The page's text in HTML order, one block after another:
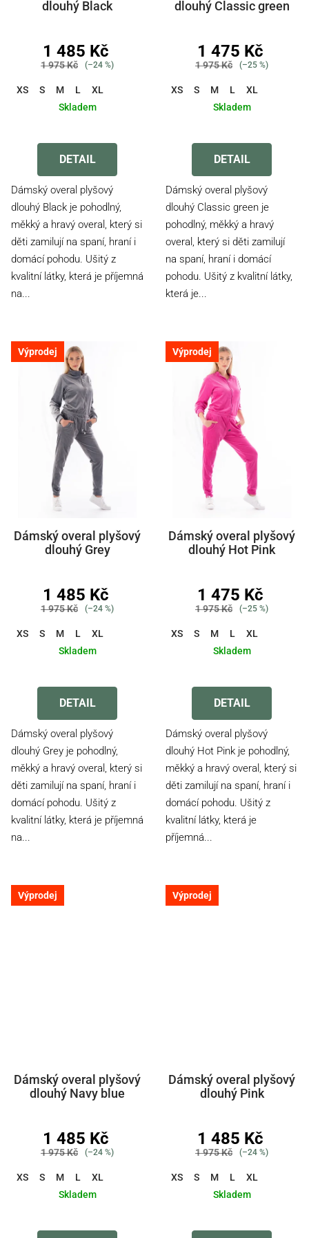
dlouhý Black
1 485 Kč
1 975 Kč (–24 %)
XS S M L
XL
Skladem
hodnocení
produktu
5,0
z
5
hvězdiček.
DETAIL
Dámský overal plyšový
dlouhý Black je pohodlný,
měkký a hravý overal, který si
děti zamilují na spaní, hraní i
domácí pohodu. Ušitý z
kvalitní látky, která je příjemná
na...
dlouhý Classic green
1 475 Kč
1 975 Kč (–25 %)
XS S M L
XL
Skladem
hodnocení
produktu
3,5
z
5
hvězdiček.
DETAIL
Dámský overal plyšový
dlouhý Classic green je
pohodlný, měkký a hravý
overal, který si děti zamilují
na spaní, hraní i domácí
pohodu. Ušitý z kvalitní látky,
která je...
Výprodej
Dámský overal plyšový
dlouhý Grey
1 485 Kč
1 975 Kč (–24 %)
XS S M L
XL
Skladem
hodnocení
produktu
3,0
z
5
hvězdiček.
DETAIL
Dámský overal plyšový
dlouhý Grey je pohodlný,
měkký a hravý overal, který si
děti zamilují na spaní, hraní i
domácí pohodu. Ušitý z
kvalitní látky, která je příjemná
na...
Výprodej
Dámský overal plyšový
dlouhý Hot Pink
1 475 Kč
1 975 Kč (–25 %)
XS S M L
XL
Skladem
hodnocení
produktu
3,2
z
5
hvězdiček.
DETAIL
Dámský overal plyšový
dlouhý Hot Pink je pohodlný,
měkký a hravý overal, který si
děti zamilují na spaní, hraní i
domácí pohodu. Ušitý z
kvalitní látky, která je
příjemná...
Výprodej
Dámský overal plyšový
dlouhý Navy blue
1 485 Kč
1 975 Kč (–24 %)
XS S M L
XL
Skladem
hodnocení
Výprodej
Dámský overal plyšový
dlouhý Pink
1 485 Kč
1 975 Kč (–24 %)
XS S M L
XL
Skladem
hodnocení